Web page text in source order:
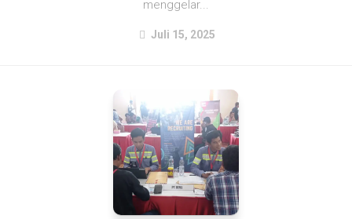
menggelar...
Juli 15, 2025